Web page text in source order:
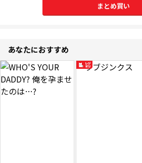
まとめ買い
あなたにおすすめ